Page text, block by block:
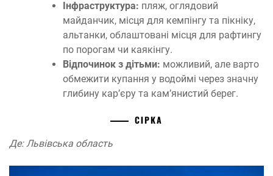
Інфраструктура: пляж, оглядовий
майданчик, місця для кемпінгу та пікніку,
альтанки, облаштовані місця для рафтингу
по порогам чи каякінгу.
Відпочинок з дітьми: можливий, але варто
обмежити купання у водоймі через значну
глибину кар’єру та кам’янистий берег.
СІРКА
Де: Львівська область